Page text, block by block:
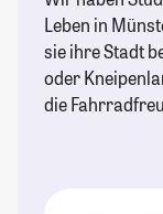
Leben in
sie ihre Stadt
oder
die